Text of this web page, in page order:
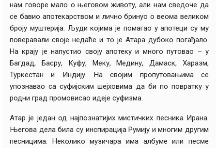
нам говоре мало о његовом животу, али нам сведоче да
се бавио апотекарством и лично бринуо о веома великом
броју муштерија. Људи којима је помагао у апотеци су му
поверавали своје недаће и то је Атара дубоко погађало.
На крају је напустио своју апотеку и много путовао – у
Багдад, Басру, Куфу, Меку, Медину, Дамаск, Харазм,
Туркестан и Индију. На својим пропутовањима се
упознавао са суфијским шејховима да би по повратку у
родни град промовисао идеје суфизма.
Атар је један од најпознатијих мистичких песника Ирана.
Његова дела била су инспирација Румију и многим другим
песницима. Неколико музичара има албуме или песме